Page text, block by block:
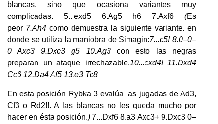
blancas, sino que ocasiona variantes muy
complicadas. 5...exd5 6.Ag5 h6 7.Axf6 (Es
peor 7.Ah4como demuestra la siguiente variante, en
donde se utiliza la maniobra de Simagin:7...c5! 8.0–0–
0 Axc3 9.Dxc3 g5 10.Ag3 con esto las negras
preparan un ataque irrechazable.10...cxd4! 11.Dxd4
Cc6 12.Da4 Af5 13.e3 Tc8
En esta posición Rybka 3 evalúa las jugadas de Ad3,
Cf3 o Rd2!!. A las blancas no les queda mucho por
hacer en ésta posición.) 7...Dxf6 8.a3 Axc3+ 9.Dxc3 0–